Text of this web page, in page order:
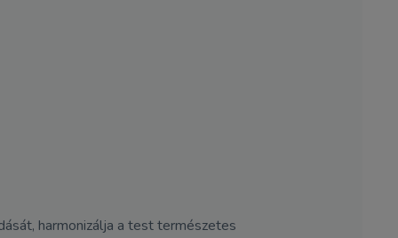
harmonizálja a test természetes